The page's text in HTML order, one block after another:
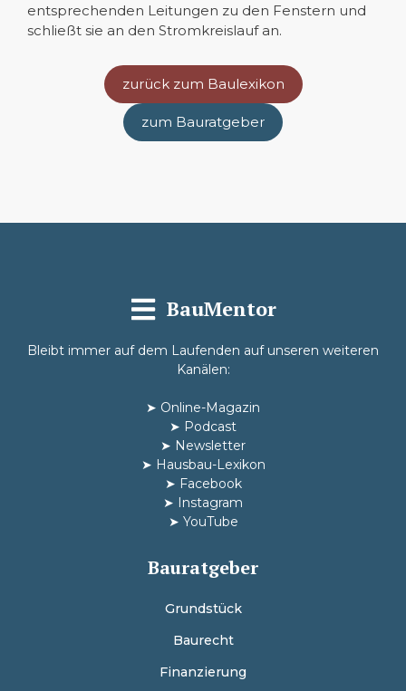
entsprechenden Leitungen zu den Fenstern und
schließt sie an den Stromkreislauf an.
zurück zum Baulexikon
zum Bauratgeber
BauMentor
Bleibt immer auf dem Laufenden auf unseren weiteren
Kanälen:
➤ Online-Magazin
➤ Podcast
➤ Newsletter
➤ Hausbau-Lexikon
➤ Facebook
➤ Instagram
➤ YouTube
Bauratgeber
Grundstück
Baurecht
Finanzierung